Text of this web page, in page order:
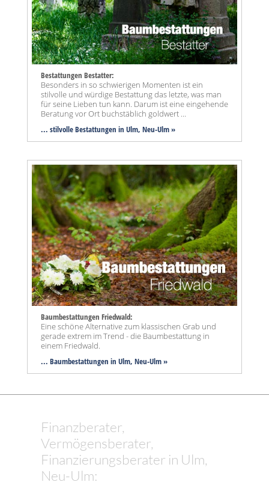
Bestattungen Bestatter:
Besonders in so schwierigen Momenten ist ein
stilvolle und würdige Bestattung das letzte, was man
für seine Lieben tun kann. Darum ist eine eingehende
Beratung vor Ort buchstäblich goldwert ...
... stilvolle Bestattungen in Ulm, Neu-Ulm »
Baumbestattungen Friedwald:
Eine schöne Alternative zum klassischen Grab und
gerade extrem im Trend - die Baumbestattung in
einem Friedwald.
... Baumbestattungen in Ulm, Neu-Ulm »
Finanzberater,
Vermögensberater,
Finanzierungsberater in Ulm,
Neu-Ulm: